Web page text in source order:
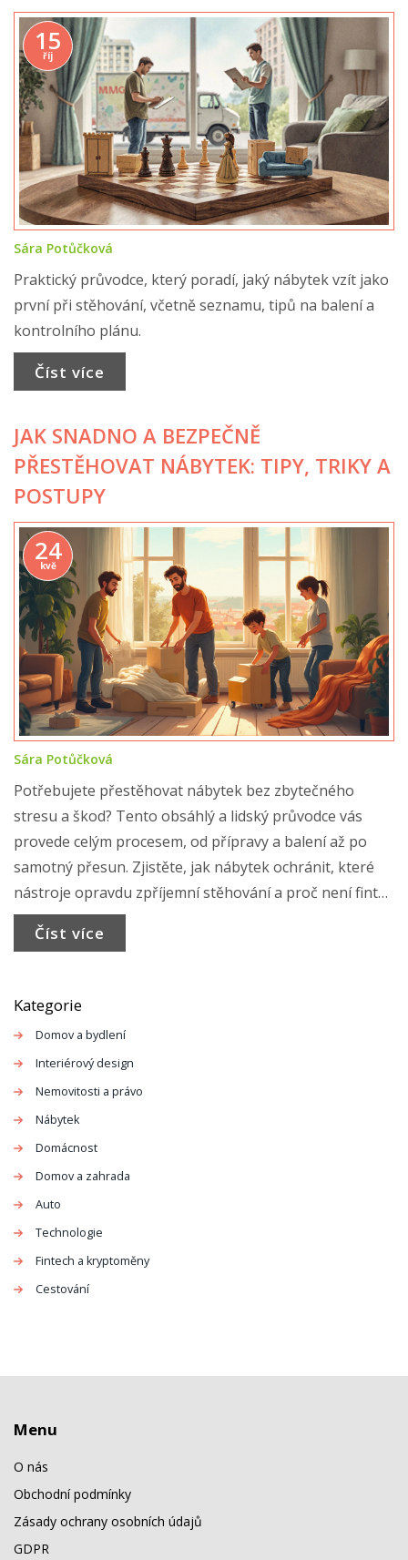
15
říj
Sára Potůčková
Praktický průvodce, který poradí, jaký nábytek vzít jako
první při stěhování, včetně seznamu, tipů na balení a
kontrolního plánu.
Číst více
JAK SNADNO A BEZPEČNĚ
PŘESTĚHOVAT NÁBYTEK: TIPY, TRIKY A
POSTUPY
24
kvě
Sára Potůčková
Potřebujete přestěhovat nábytek bez zbytečného
stresu a škod? Tento obsáhlý a lidský průvodce vás
provede celým procesem, od přípravy a balení až po
samotný přesun. Zjistěte, jak nábytek ochránit, které
nástroje opravdu zpříjemní stěhování a proč není finta
sousedovy stoličky vždy nejlepší. Čekají vás rady, které
se hodí i při nečekaných komplikacích.
Číst více
Kategorie
Domov a bydlení
Interiérový design
Nemovitosti a právo
Nábytek
Domácnost
Domov a zahrada
Auto
Technologie
Fintech a kryptoměny
Cestování
Menu
O nás
Obchodní podmínky
Zásady ochrany osobních údajů
GDPR